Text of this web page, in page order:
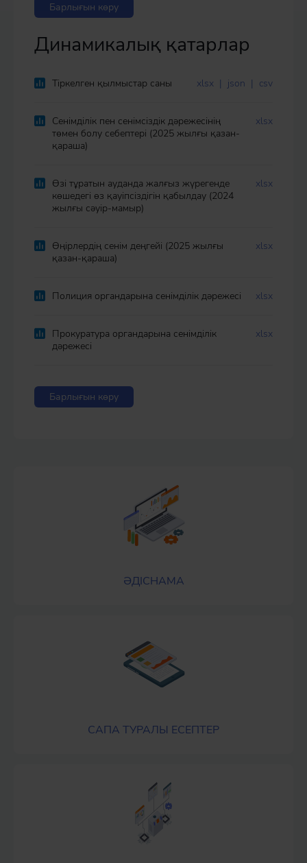
Барлығын көру
Динамикалық қатарлар
Тіркелген қылмыстар саны xlsx | json | csv
Сенімділік пен сенімсіздік дәрежесінің
төмен болу себептері (2025 жылғы қазан-
қараша)
xlsx
Өзі тұратын ауданда жалғыз жүрегенде
көшедегі өз қауіпсіздігін қабылдау (2024
жылғы сәуір-мамыр)
xlsx
Өңірлердің сенім деңгейі (2025 жылғы
қазан-қараша)
xlsx
Полиция органдарына сенімділік дәрежесі xlsx
Прокуратура органдарына сенімділік
дәрежесі
xlsx
Барлығын көру
ӘДІСНАМА
САПА ТУРАЛЫ ЕСЕПТЕР